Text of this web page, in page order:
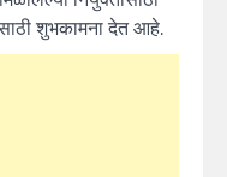
शुभकामना देत आहे.